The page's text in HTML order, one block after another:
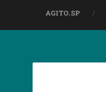
AGITO.SP